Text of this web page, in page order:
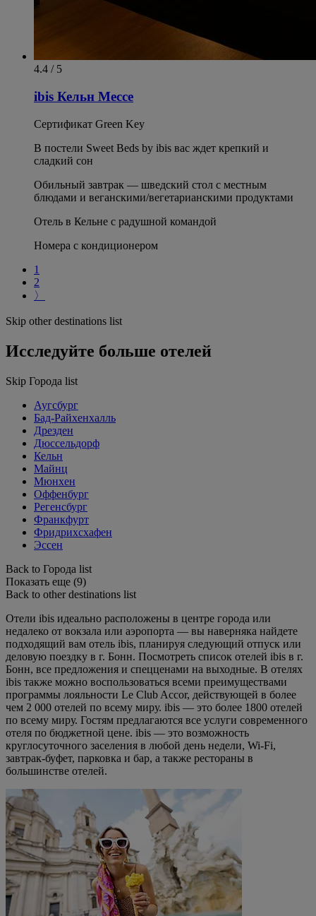
4.4 / 5
ibis Кельн Мессе
Сертификат Green Key
В постели Sweet Beds by ibis вас ждет крепкий и
сладкий сон
Обильный завтрак — шведский стол с местным
блюдами и веганскими/вегетарианскими продуктами
Отель в Кельне с радушной командой
Номера с кондиционером
1
2
〉
Skip other destinations list
Исследуйте больше отелей
Skip Города list
Аугсбург
Бад-Райхенхалль
Дрезден
Дюссельдорф
Кельн
Майнц
Мюнхен
Оффенбург
Регенсбург
Франкфурт
Фридрихсхафен
Эссен
Back to Города list
Показать еще (9)
Back to other destinations list
Отели ibis идеально расположены в центре города или
недалеко от вокзала или аэропорта — вы наверняка найдете
подходящий вам отель ibis, планируя следующий отпуск или
деловую поездку в г. Бонн. Посмотреть список отелей ibis в г.
Бонн, все предложения и спецценами на выходные. В отелях
ibis также можно воспользоваться всеми преимуществами
программы лояльности Le Club Accor, действующей в более
чем 2 000 отелей по всему миру. ibis — это более 1800 отелей
по всему миру. Гостям предлагаются все услуги современного
отеля по бюджетной цене. ibis — это возможность
круглосуточного заселения в любой день недели, Wi-Fi,
завтрак-буфет, парковка и бар, а также рестораны в
большинстве отелей.